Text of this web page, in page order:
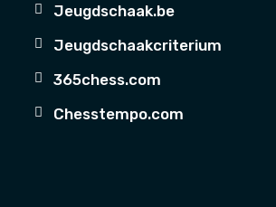
Jeugdschaak.be
Jeugdschaakcriterium
365chess.com
Chesstempo.com